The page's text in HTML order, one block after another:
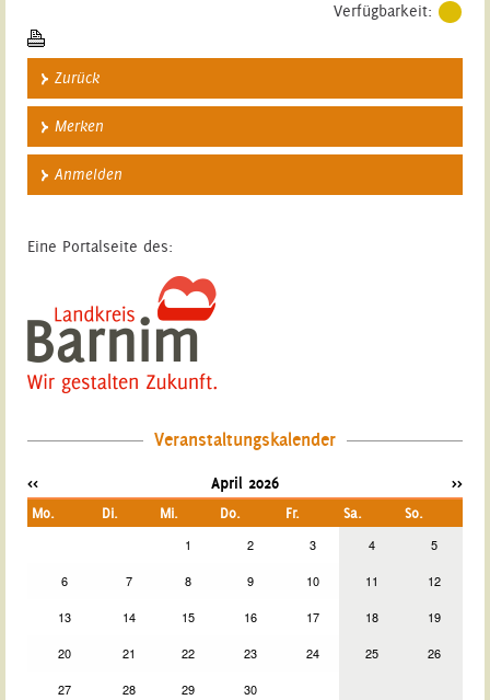
Verfügbarkeit:
Zurück
Merken
Anmelden
Eine Portalseite des:
Veranstaltungskalender
<< April 2026 >>
Mo. Di. Mi. Do. Fr. Sa. So.
1 2 3 4 5
6 7 8 9 10 11 12
13 14 15 16 17 18 19
20 21 22 23 24 25 26
27 28 29 30